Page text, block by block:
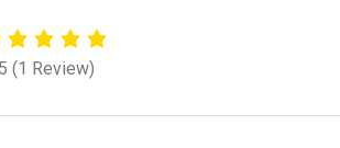
(1 Review)